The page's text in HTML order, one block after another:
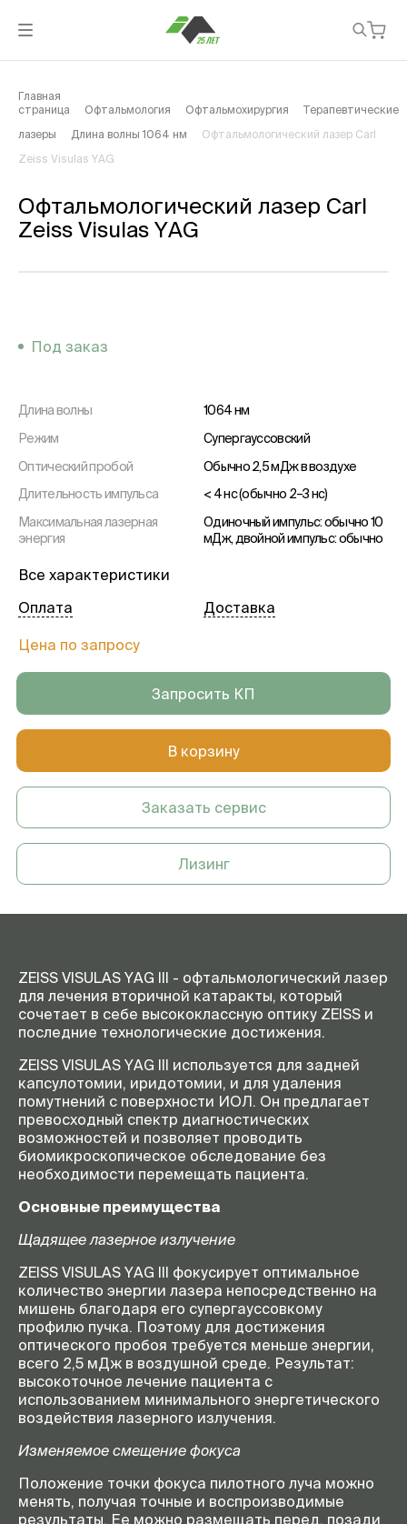
Главная
страница
Офтальмология Офтальмохирургия Терапевтические
лазеры Длина волны 1064 нм Офтальмологический лазер Carl
Zeiss Visulas YAG
Офтальмологический лазер Carl
Zeiss Visulas YAG
Под заказ
Длина волны
1064 нм
Режим
Супергауссовский
Оптический пробой
Обычно 2,5 мДж в воздухе
Длительность импульса
< 4 нс (обычно 2–3 нс)
Максимальная лазерная
энергия
Одиночный импульс: обычно 10
мДж, двойной импульс: обычно
Регулировка энергии
22 уровня
импульсов
Диаметр сфокусированного
10 мкм в воздухе
Угол выходной апертуры
16°
5–150 мкВт, 4-точечная
фокусирующая система
Сдвиг фокуса
Электрические подключения
100–240 В, 50/60 Гц
Все характеристики
Цена по запросу
Оплата Доставка
Запросить КП
В корзину
Заказать сервис
Лизинг
ZEISS VISULAS YAG III - офтальмологический лазер
для лечения вторичной катаракты, который
сочетает в себе высококлассную оптику ZEISS и
последние технологические достижения.
ZEISS VISULAS YAG III используется для задней
капсулотомии, иридотомии, и для удаления
помутнений с поверхности ИОЛ. Он предлагает
превосходный спектр диагностических
возможностей и позволяет проводить
биомикроскопическое обследование без
необходимости перемещать пациента.
Основные преимущества
Щадящее лазерное излучение
ZEISS VISULAS YAG III фокусирует оптимальное
количество энергии лазера непосредственно на
мишень благодаря его супергауссовкому
профилю пучка. Поэтому для достижения
оптического пробоя требуется меньше энергии,
всего 2,5 мДж в воздушной среде. Результат:
высокоточное лечение пациента с
использованием минимального энергетического
воздействия лазерного излучения.
Изменяемое смещение фокуса
Положение точки фокуса пилотного луча можно
менять, получая точные и воспроизводимые
результаты. Ее можно размещать перед, позади